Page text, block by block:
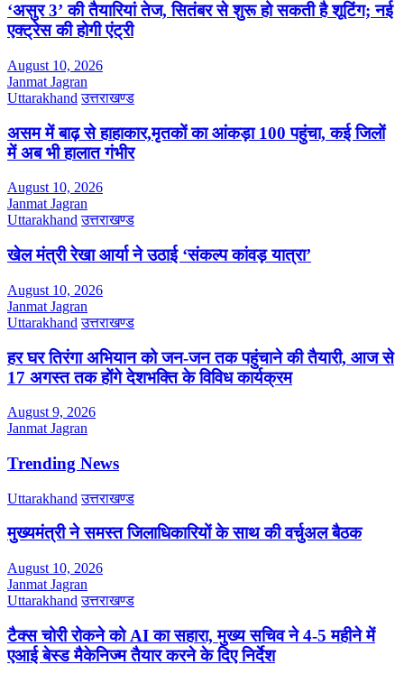
‘असुर 3’ की तैयारियां तेज, सितंबर से शुरू हो सकती है शूटिंग; नई
एक्ट्रेस की होगी एंट्री
August 10, 2026
Janmat Jagran
Uttarakhand उत्तराखण्ड
असम में बाढ़ से हाहाकार,मृतकों का आंकड़ा 100 पहुंचा, कई जिलों
में अब भी हालात गंभीर
August 10, 2026
Janmat Jagran
Uttarakhand उत्तराखण्ड
खेल मंत्री रेखा आर्या ने उठाई ‘संकल्प कांवड़ यात्रा’
August 10, 2026
Janmat Jagran
Uttarakhand उत्तराखण्ड
हर घर तिरंगा अभियान को जन-जन तक पहुंचाने की तैयारी, आज से
17 अगस्त तक होंगे देशभक्ति के विविध कार्यक्रम
August 9, 2026
Janmat Jagran
Trending News
Uttarakhand उत्तराखण्ड
मुख्यमंत्री ने समस्त जिलाधिकारियों के साथ की वर्चुअल बैठक
August 10, 2026
Janmat Jagran
Uttarakhand उत्तराखण्ड
टैक्स चोरी रोकने को AI का सहारा, मुख्य सचिव ने 4-5 महीने में
एआई बेस्ड मैकेनिज्म तैयार करने के दिए निर्देश